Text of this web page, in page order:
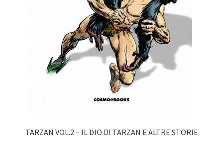
TARZAN VOL.2 – IL DIO DI TARZAN E ALTRE STORIE